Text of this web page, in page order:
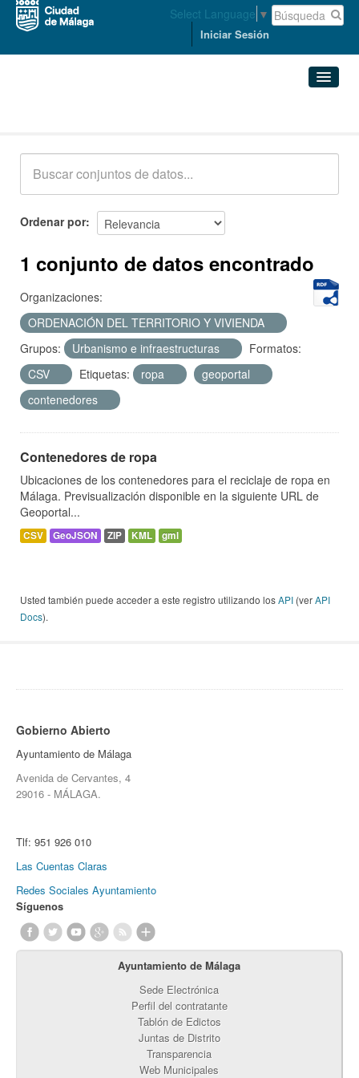
Select Language ▼
Iniciar Sesión
Acerca de
Ordenar por
1 conjunto de datos encontrado
Organizaciones:
ORDENACIÓN DEL TERRITORIO Y VIVIENDA
Grupos:
Urbanismo e infraestructuras
Formatos:
CSV
Etiquetas: ropa
geoportal
contenedores
Contenedores de ropa
Ubicaciones de los contenedores para el reciclaje de ropa en
Málaga. Previsualización disponible en la siguiente URL de
Geoportal...
CSV GeoJSON ZIP KML gml
Usted también puede acceder a este registro utilizando losAPI (verAPI
Docs).
Gobierno Abierto
Ayuntamiento de Málaga
Avenida de Cervantes, 4
29016 - MÁLAGA.
Tlf: 951 926 010
Las Cuentas Claras
Redes Sociales Ayuntamiento
Síguenos
Ayuntamiento de Málaga
Sede Electrónica
Perfil del contratante
Tablón de Edictos
Juntas de Distrito
Transparencia
Web Municipales